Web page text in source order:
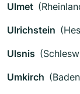
Ulmet
Ulrichstein
Ulsnis
Umkirch